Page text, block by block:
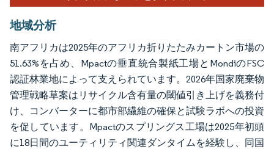
地域分析
南アフリカは2025年のアフリカ折りたたみカートン市場の
51.63%を占め、Mpactの垂直統合製紙工場とMondiのFSC
認証林業地によって支えられています。2026年国家廃棄物
管理戦略草案はリサイクル含有量の閾値引き上げを義務付
け、コンバーターに都市部繊維の確保と試験ラボへの投資
を促しています。Mpactのスプリングス工場は2025年初頭
に18日間のユーティリティ関連ダンタイムを経験し、同国